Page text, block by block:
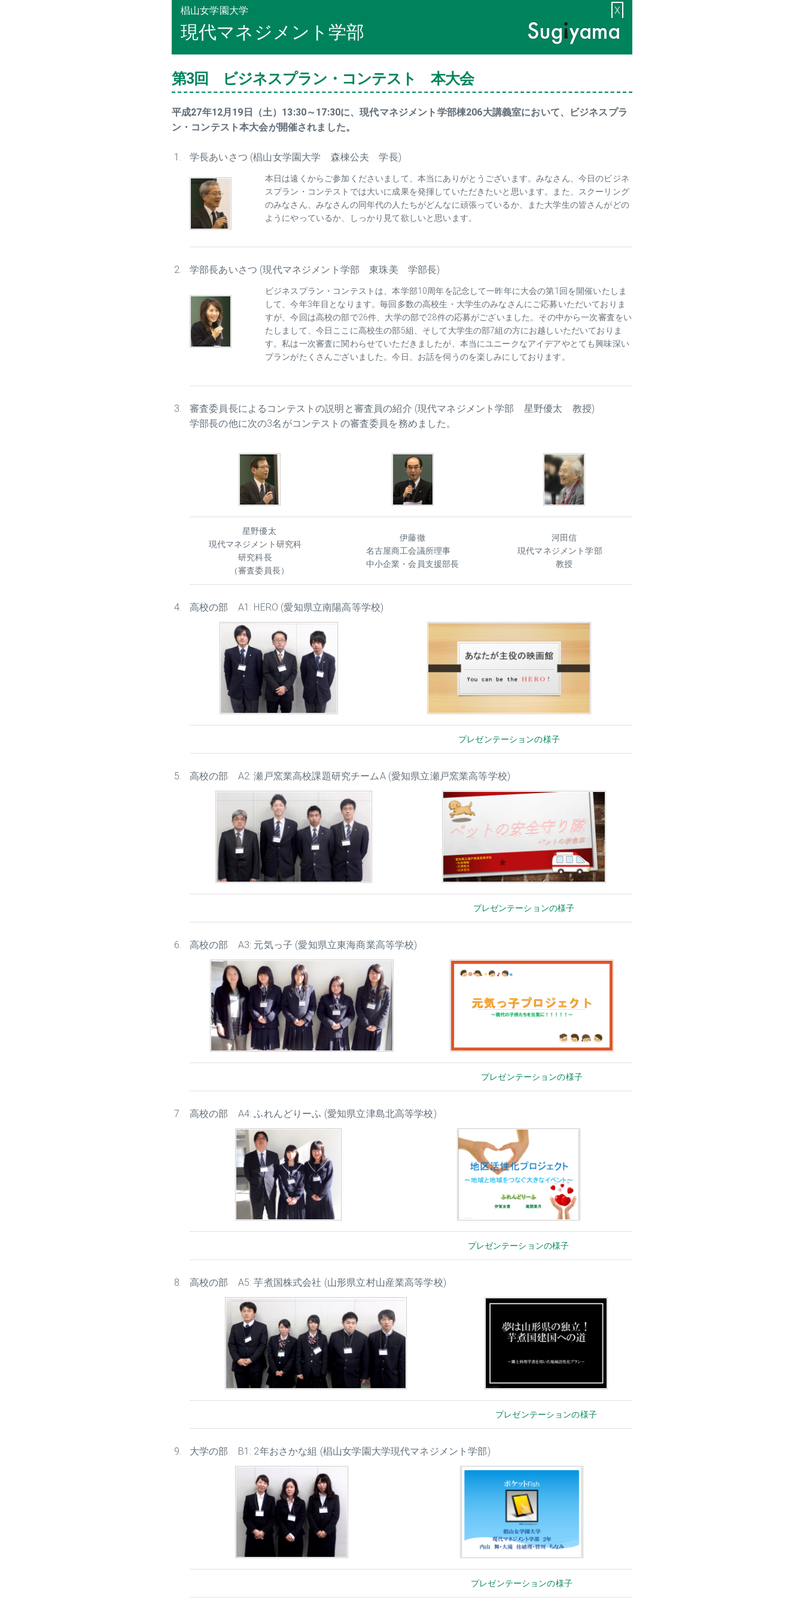
椙山女学園大学
現代マネジメント学部
X
第3回 ビジネスプラン・コンテスト 本大会
平成27年12月19日（土）13:30～17:30に、現代マネジメント学部棟206大講義室において、ビジネスプラ
ン・コンテスト本大会が開催されました。
学長あいさつ (椙山女学園大学 森棟公夫 学長)
本日は遠くからご参加くださいまして、本当にありがとうございます。みなさん、今日のビジネ
スプラン・コンテストでは大いに成果を発揮していただきたいと思います。また、スクーリング
のみなさん、みなさんの同年代の人たちがどんなに頑張っているか、また大学生の皆さんがどの
ようにやっているか、しっかり見て欲しいと思います。
学部長あいさつ (現代マネジメント学部 東珠美 学部長)
ビジネスプラン・コンテストは、本学部10周年を記念して一昨年に大会の第1回を開催いたしま
して、今年3年目となります。毎回多数の高校生・大学生のみなさんにご応募いただいておりま
すが、今回は高校の部で26件、大学の部で28件の応募がございました。その中から一次審査をい
たしまして、今日ここに高校生の部5組、そして大学生の部7組の方にお越しいただいておりま
す。私は一次審査に関わらせていただきましたが、本当にユニークなアイデアやとても興味深い
プランがたくさんございました。今日、お話を伺うのを楽しみにしております。
審査委員長によるコンテストの説明と審査員の紹介 (現代マネジメント学部 星野優太 教授)
学部長の他に次の3名がコンテストの審査委員を務めました。
星野優太
現代マネジメント研究科
研究科長
（審査委員長）
伊藤徹
名古屋商工会議所理事
中小企業・会員支援部長
河田信
現代マネジメント学部
教授
高校の部 A1: HERO (愛知県立南陽高等学校)
プレゼンテーションの様子
高校の部 A2: 瀬戸窯業高校課題研究チームA (愛知県立瀬戸窯業高等学校)
プレゼンテーションの様子
高校の部 A3: 元気っ子 (愛知県立東海商業高等学校)
プレゼンテーションの様子
高校の部 A4: ふれんどりーふ (愛知県立津島北高等学校)
プレゼンテーションの様子
高校の部 A5: 芋煮国株式会社 (山形県立村山産業高等学校)
プレゼンテーションの様子
大学の部 B1: 2年おさかな組 (椙山女学園大学現代マネジメント学部)
プレゼンテーションの様子